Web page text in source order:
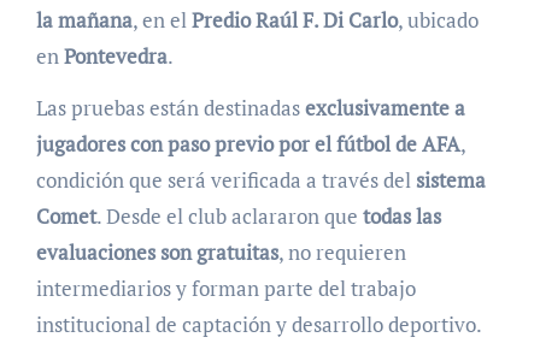
la mañana, en el Predio Raúl F. Di Carlo, ubicado
en Pontevedra.
Las pruebas están destinadasexclusivamente a
jugadores con paso previo por el fútbol de AFA,
condición que será verificada a través del sistema
Comet. Desde el club aclararon que todas las
evaluaciones son gratuitas, no requieren
intermediarios y forman parte del trabajo
institucional de captación y desarrollo deportivo.